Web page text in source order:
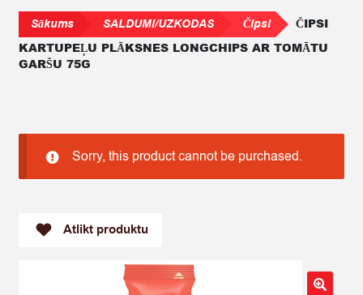
Sākums SALDUMI/UZKODAS Čipsi
ČIPSI
KARTUPEĻU PLĀKSNES LONGCHIPS AR TOMĀTU
GARŠU 75G
Sorry, this product cannot be purchased.
Atlikt produktu